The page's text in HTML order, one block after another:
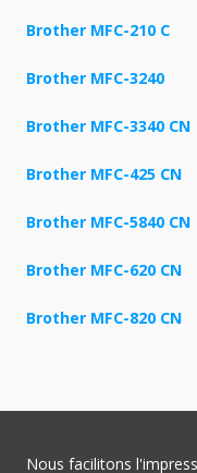
Brother MFC-210 C
Brother MFC-3240
Brother MFC-3340 CN
Brother MFC-425 CN
Brother MFC-5840 CN
Brother MFC-620 CN
Brother MFC-820 CN
Nous facilitons